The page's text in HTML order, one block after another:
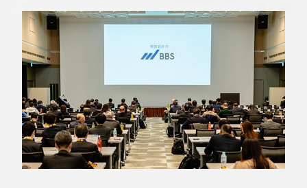
BBSグループネットワーク 企業情報
株主・投資家情報 採用情報
ニュース
お問い合わせ